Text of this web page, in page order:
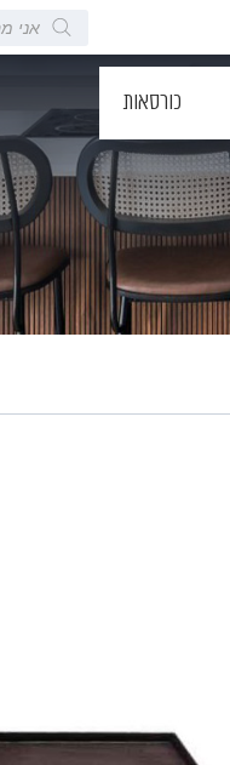
Products
search
כורסאות